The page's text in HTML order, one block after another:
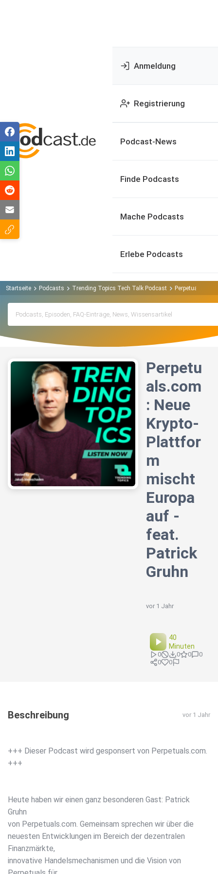
Anmeldung
Registrierung
Podcast-News
Finde Podcasts
Mache Podcasts
Erlebe Podcasts
Startseite Podcasts Trending Topics Tech Talk Podcast
Perpetu
als.com
: Neue
Krypto-
Plattfor
m
mischt
Europa
auf -
feat.
Patrick
Gruhn
vor 1 Jahr
40
Minuten
0 0 0
0
0
0
Beschreibung vor 1 Jahr
+++ Dieser Podcast wird gesponsert von Perpetuals.com.
+++
Heute haben wir einen ganz besonderen Gast: Patrick
Gruhn
von Perpetuals.com. Gemeinsam sprechen wir über die
neuesten Entwicklungen im Bereich der dezentralen
Finanzmärkte,
innovative Handelsmechanismen und die Vision von